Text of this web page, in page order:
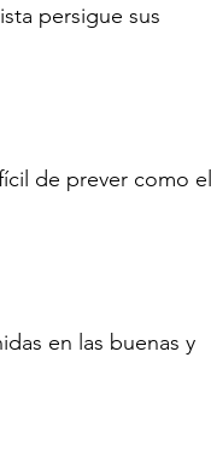
persigue sus
de prever como el
en las buenas y